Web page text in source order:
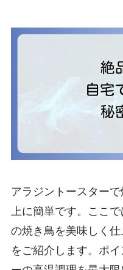
アラジントースター
上に簡単です。ここ
の焼き鳥を美味しく
をご紹介します。ポ